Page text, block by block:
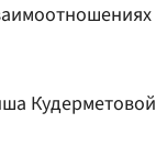
Кудерметовой